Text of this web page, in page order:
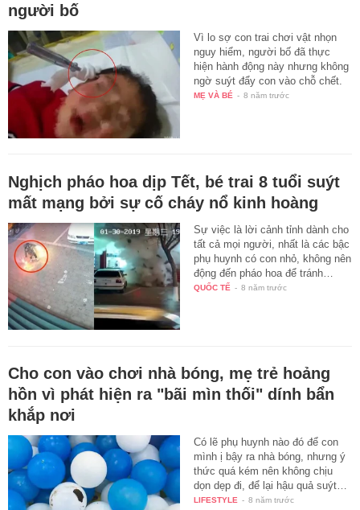
người bố
Vì lo sợ con trai chơi vật nhọn
nguy hiểm, người bố đã thực
hiện hành động này nhưng không
ngờ suýt đẩy con vào chỗ chết.
MẸ VÀ BÉ - 8 năm trước
Nghịch pháo hoa dịp Tết, bé trai 8 tuổi suýt
mất mạng bởi sự cố cháy nổ kinh hoàng
Sự việc là lời cảnh tỉnh dành cho
tất cả mọi người, nhất là các bậc
phụ huynh có con nhỏ, không nên
động đến pháo hoa để tránh…
QUỐC TẾ - 8 năm trước
Cho con vào chơi nhà bóng, mẹ trẻ hoảng
hồn vì phát hiện ra "bãi mìn thối" dính bẩn
khắp nơi
Có lẽ phụ huynh nào đó để con
mình ị bậy ra nhà bóng, nhưng ý
thức quá kém nên không chịu
dọn dẹp đi, để lại hậu quả suýt…
LIFESTYLE - 8 năm trước